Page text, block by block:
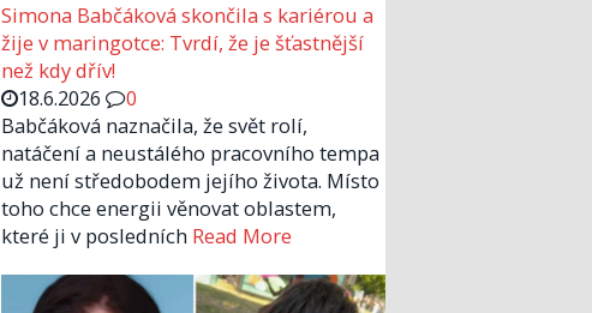
Simona Babčáková skončila s kariérou a
žije v maringotce: Tvrdí, že je šťastnější
než kdy dřív!
18.6.2026
0
Babčáková naznačila, že svět rolí,
natáčení a neustálého pracovního tempa
už není středobodem jejího života. Místo
toho chce energii věnovat oblastem,
které ji v posledních Read More